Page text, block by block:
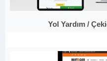
Yol Yardım /